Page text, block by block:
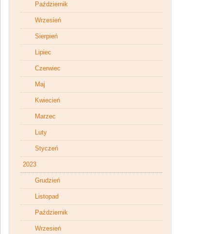
Październik
Wrzesień
Sierpień
Lipiec
Czerwiec
Maj
Kwiecień
Marzec
Luty
Styczeń
2023
Grudzień
Listopad
Październik
Wrzesień